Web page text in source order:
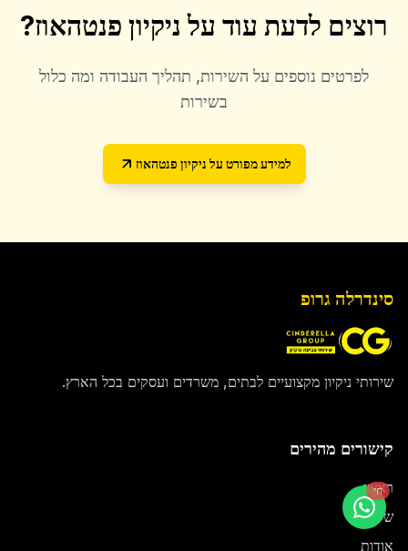
רוצים לדעת עוד על ניקיון פנטהאוז?
לפרטים נוספים על השירות, תהליך העבודה ומה כלול
בשירות
למידע מפורט על ניקיון פנטהאוז
סינדרלה גרופ
שירותי ניקיון מקצועיים לבתים, משרדים ועסקים בכל הארץ.
קישורים מהירים
ראשי
שירותים
אודות
חי